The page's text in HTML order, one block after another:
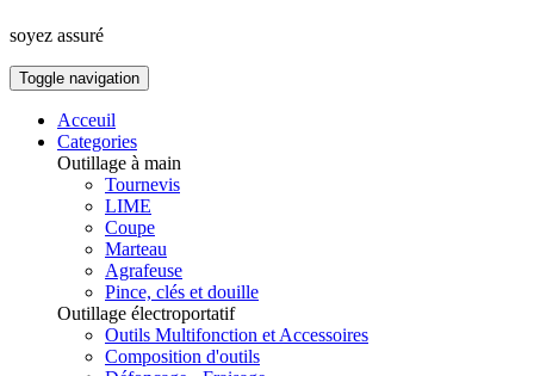
soyez assuré
Toggle navigation
Acceuil
Categories
Outillage à main
Tournevis
LIME
Coupe
Marteau
Agrafeuse
Pince, clés et douille
Outillage électroportatif
Outils Multifonction et Accessoires
Composition d'outils